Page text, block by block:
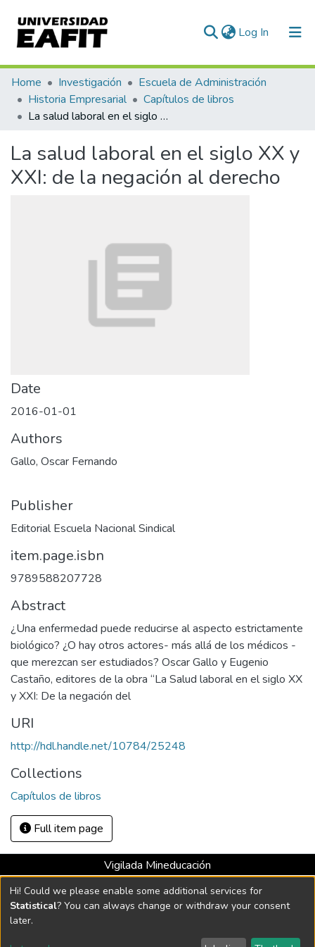
Log In (current)
Communities & Collections
All of DSpace
Home Investigación
Escuela de Administración
Historia Empresarial
Capítulos de libros
La salud laboral en el siglo XX y XXI: de la negación al derecho
La salud laboral en el siglo XX y
XXI: de la negación al derecho
Date
2016-01-01
Authors
Gallo, Oscar Fernando
Publisher
Editorial Escuela Nacional Sindical
item.page.isbn
9789588207728
Abstract
¿Una enfermedad puede reducirse al aspecto estrictamente
biológico? ¿O hay otros actores- más allá de los médicos -
que merezcan ser estudiados? Oscar Gallo y Eugenio
Castaño, editores de la obra “La Salud laboral en el siglo XX
y XXI: De la negación del
URI
http://hdl.handle.net/10784/25248
Collections
Capítulos de libros
Full item page
Vigilada Mineducación
Universidad con Acreditación Institucional hasta 2026 -
Resolución MEN 2158 de 2018
Hi! Could we please enable some additional services for
Statistical? You can always change or withdraw your consent
later.